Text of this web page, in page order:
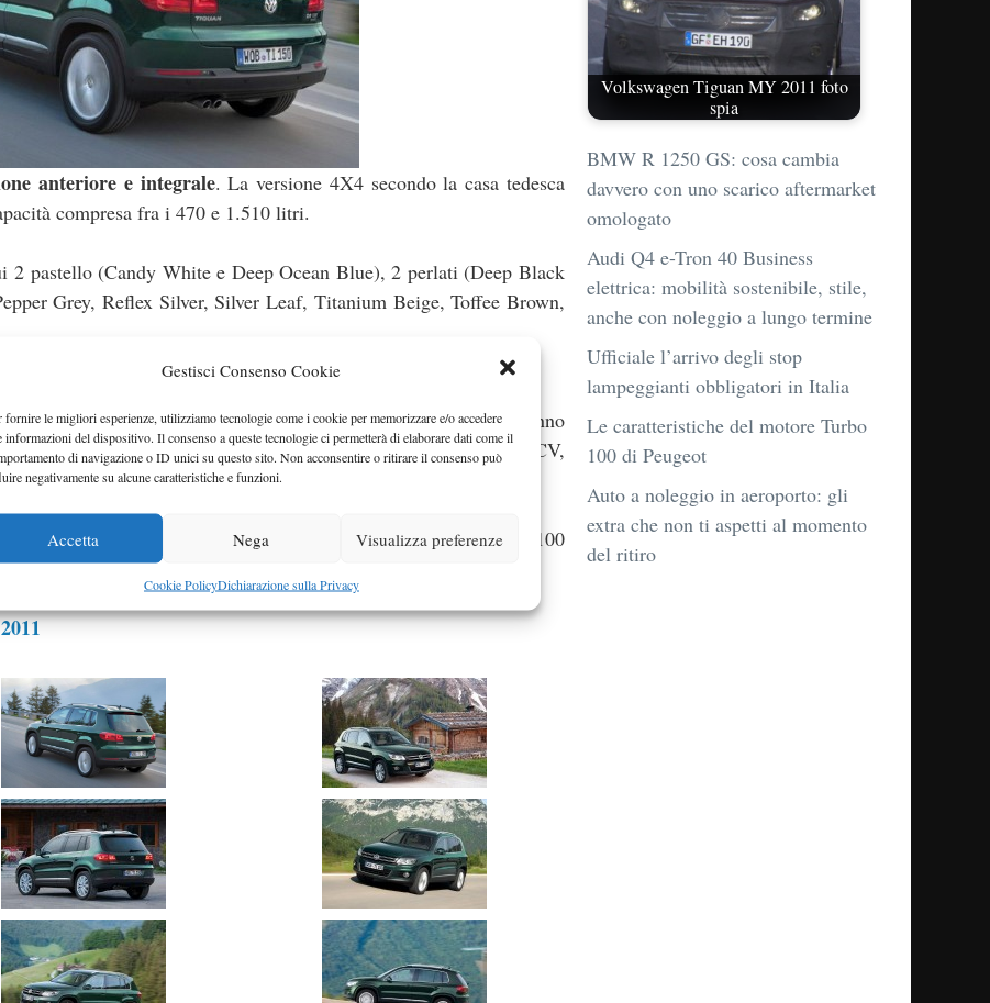
Gestisci Consenso Cookie
fornire le migliori esperienze, utilizziamo tecnologie come i cookie per memorizzare e/o accedere
informazioni del dispositivo. Il consenso a queste tecnologie ci permetterà di elaborare dati come il
di navigazione o ID unici su questo sito. Non acconsentire o ritirare il consenso può
negativamente su alcune caratteristiche e funzioni.
Accetta Nega Visualizza preferenze
Cookie PolicyDichiarazione sulla Privacy
anteriore e integrale. La versione 4X4 secondo la casa tedesca
compresa fra i 470 e 1.510 litri.
pastello (Candy White e Deep Ocean Blue), 2 perlati (Deep Black
Grey, Reflex Silver, Silver Leaf, Titanium Beige, Toffee Brown,
abbinabili al cambioDSGa doppia frizione a 7 marce. Ci saranno
122 e 210 CV, tre turbodiesel con potenze di 110, 140 e 170 CV,
Per questo modello Volkswagen dichiara consumi di 5,3 litri/100
Volkswagen Tiguan MY 2011 foto
spia
BMW R 1250 GS: cosa cambia
davvero con uno scarico aftermarket
omologato
Audi Q4 e-Tron 40 Business
elettrica: mobilità sostenibile, stile,
anche con noleggio a lungo termine
Ufficiale l’arrivo degli stop
lampeggianti obbligatori in Italia
Le caratteristiche del motore Turbo
100 di Peugeot
Auto a noleggio in aeroporto: gli
extra che non ti aspetti al momento
del ritiro